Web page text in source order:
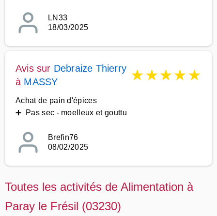
LN33
18/03/2025
Avis sur Debraize Thierry
à MASSY ★★★★★
Achat de pain d'épices
➕ Pas sec - moelleux et gouttu
Brefin76
08/02/2025
Toutes les activités de Alimentation à
Paray le Frésil (03230)